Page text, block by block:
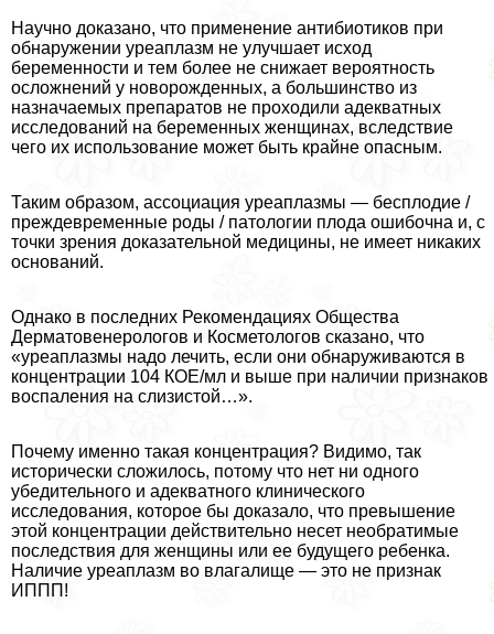
Научно доказано, что применение антибиотиков при
обнаружении уреаплазм не улучшает исход
беременности и тем более не снижает вероятность
осложнений у новорожденных, а большинство из
назначаемых препаратов не проходили адекватных
исследований на беременных женщинах, вследствие
чего их использование может быть крайне опасным.
Таким образом, ассоциация уреаплазмы — бесплодие /
преждевременные роды / патологии плода ошибочна и, с
точки зрения доказательной медицины, не имеет никаких
оснований.
Однако в последних Рекомендациях Общества
Дерматовенерологов и Косметологов сказано, что
«уреаплазмы надо лечить, если они обнаруживаются в
концентрации 104 КОЕ/мл и выше при наличии признаков
воспаления на слизистой…».
Почему именно такая концентрация? Видимо, так
исторически сложилось, потому что нет ни одного
убедительного и адекватного клинического
исследования, которое бы доказало, что превышение
этой концентрации действительно несет необратимые
последствия для женщины или ее будущего ребенка.
Наличие уреаплазм во влагалище — это не признак
ИППП!